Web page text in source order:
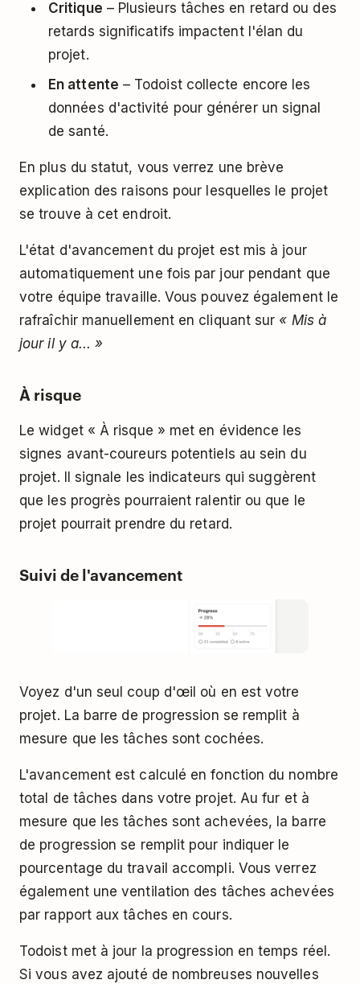
Critique – Plusieurs tâches en retard ou des
retards significatifs impactent l'élan du
projet.
En attente – Todoist collecte encore les
données d'activité pour générer un signal
de santé.
En plus du statut, vous verrez une brève
explication des raisons pour lesquelles le projet
se trouve à cet endroit.
L'état d'avancement du projet est mis à jour
automatiquement une fois par jour pendant que
votre équipe travaille. Vous pouvez également le
rafraîchir manuellement en cliquant sur « Mis à
jour il y a... »
À risque
Le widget « À risque » met en évidence les
signes avant-coureurs potentiels au sein du
projet. Il signale les indicateurs qui suggèrent
que les progrès pourraient ralentir ou que le
projet pourrait prendre du retard.
Suivi de l'avancement
Voyez d'un seul coup d'œil où en est votre
projet. La barre de progression se remplit à
mesure que les tâches sont cochées.
L'avancement est calculé en fonction du nombre
total de tâches dans votre projet. Au fur et à
mesure que les tâches sont achevées, la barre
de progression se remplit pour indiquer le
pourcentage du travail accompli. Vous verrez
également une ventilation des tâches achevées
par rapport aux tâches en cours.
Todoist met à jour la progression en temps réel.
Si vous avez ajouté de nombreuses nouvelles